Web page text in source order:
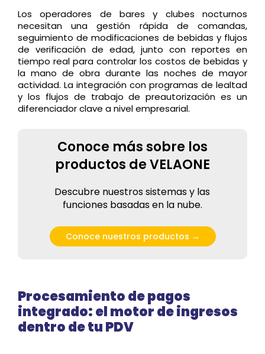
Los operadores de bares y clubes nocturnos
necesitan una gestión rápida de comandas,
seguimiento de modificaciones de bebidas y flujos
de verificación de edad, junto con reportes en
tiempo real para controlar los costos de bebidas y
la mano de obra durante las noches de mayor
actividad. La integración con programas de lealtad
y los flujos de trabajo de preautorización es un
diferenciador clave a nivel empresarial.
Conoce más sobre los
productos de VELAONE
Descubre nuestros sistemas y las
funciones basadasen la nube.
Conoce nuestros productos →
Procesamiento de pagos
integrado: el motor de ingresos
dentro de tu PDV